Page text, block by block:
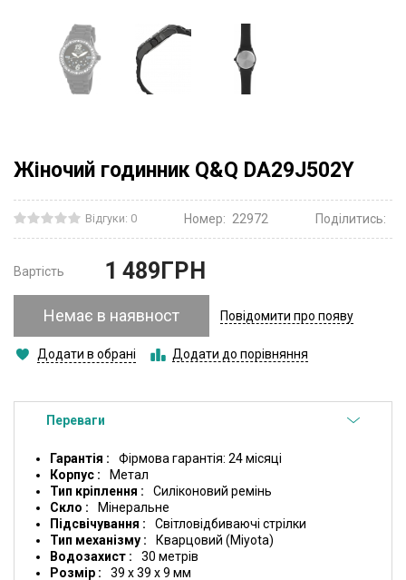
Жіночий годинник Q&Q DA29J502Y
Відгуки: 0 Номер: 22972 Поділитись:
Вартість 1 489 ГРН
Немає в наявност Повідомити про появу
Додати в обрані Додати до порівняння
Переваги
Гарантія
Фірмова гарантія: 24 місяці
Корпус
Метал
Тип кріплення
Силіконовий ремінь
Скло
Мінеральне
Підсвічування
Світловідбиваючі стрілки
Тип механізму
Кварцовий (Miyota)
Водозахист
30 метрів
Розмір
39 x 39 x 9 мм